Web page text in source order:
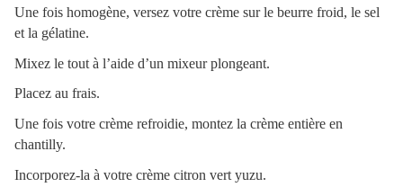
Une fois homogène, versez votre crème sur le beurre froid, le sel
et la gélatine.
Mixez le tout à l’aide d’un mixeur plongeant.
Placez au frais.
Une fois votre crème refroidie, montez la crème entière en
chantilly.
Incorporez-la à votre crème citron vert yuzu.